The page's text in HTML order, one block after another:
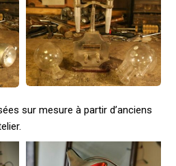
sur mesure à partir d’anciens